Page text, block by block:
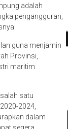
adalah
pengangguran,
guna menjamin
Provinsi,
maritim
satu
2024,
dalam